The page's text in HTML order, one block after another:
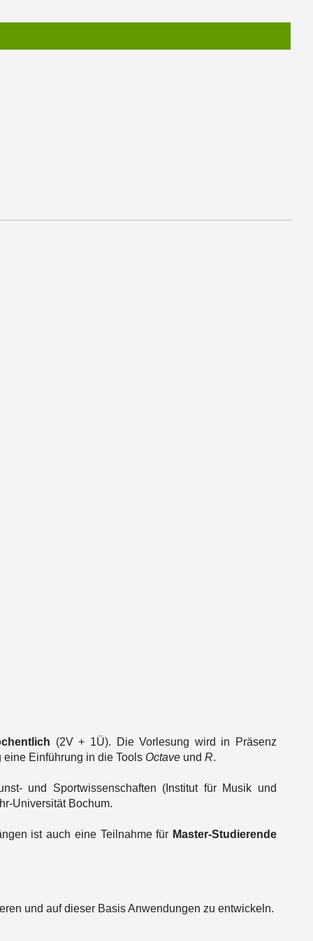
(2V + 1Ü). Die Vorlesung wird in Präsenz
eine Einführung in die Tools Octave und R.
und Sportwissenschaften (Institut für Musik und
Universität Bochum.
ist auch eine Teilnahme für Master-Studierende
und auf dieser Basis Anwendungen zu entwickeln.